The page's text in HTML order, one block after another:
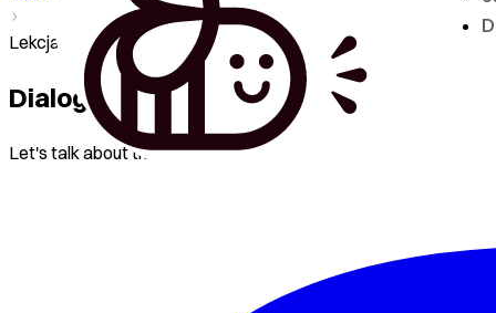
Lekcja - Dialogue
Dialogue
Let's talk about the money.